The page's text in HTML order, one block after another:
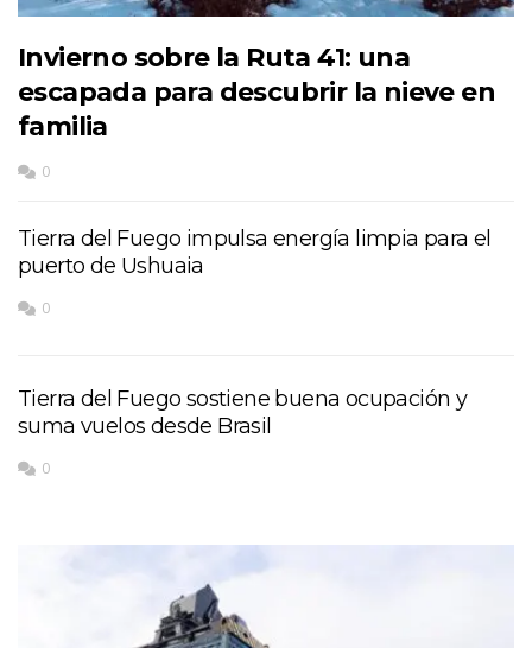
Invierno sobre la Ruta 41: una
escapada para descubrir la nieve en
familia
0
Tierra del Fuego impulsa energía limpia para el
puerto de Ushuaia
0
Tierra del Fuego sostiene buena ocupación y
suma vuelos desde Brasil
0